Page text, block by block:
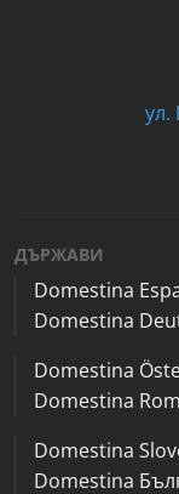
ул.
ДЪРЖАВИ
Domestina
Domestina
Domestina
Domestina
Domestina
Domestina